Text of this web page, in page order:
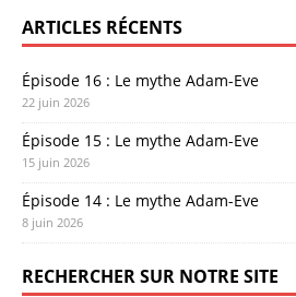
ARTICLES RÉCENTS
Épisode 16 : Le mythe Adam-Eve
22 juin 2026
Épisode 15 : Le mythe Adam-Eve
15 juin 2026
Épisode 14 : Le mythe Adam-Eve
8 juin 2026
RECHERCHER SUR NOTRE SITE